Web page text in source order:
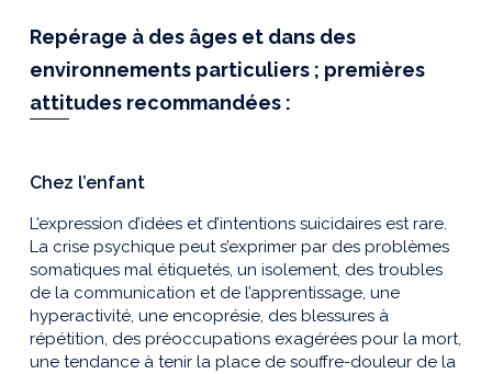
Repérage à des âges et dans des
environnements particuliers ; premières
attitudes recommandées :
Chez l’enfant
L’expression d’idées et d’intentions suicidaires est rare.
La crise psychique peut s’exprimer par des problèmes
somatiques mal étiquetés, un isolement, des troubles
de la communication et de l’apprentissage, une
hyperactivité, une encoprésie, des blessures à
répétition, des préoccupations exagérées pour la mort,
une tendance à tenir la place de souffre-douleur de la